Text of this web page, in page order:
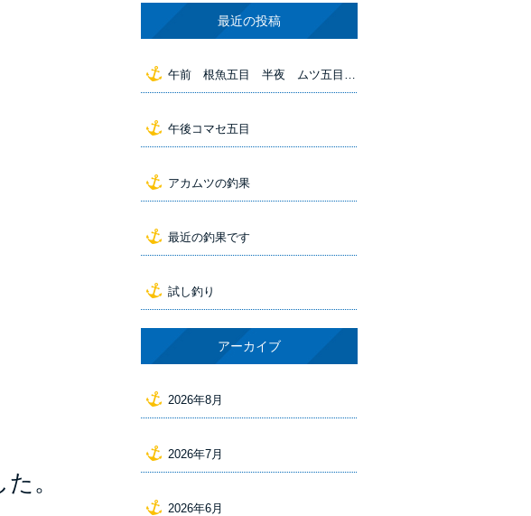
。
最近の投稿
午前 根魚五目 半夜 ムツ五目 の釣果
午後コマセ五目
アカムツの釣果
最近の釣果です
試し釣り
アーカイブ
2026年8月
2026年7月
2026年6月